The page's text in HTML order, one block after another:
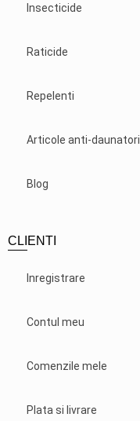
Insecticide
Raticide
Repelenti
Articole anti-daunatori
Blog
CLIENTI
Inregistrare
Contul meu
Comenzile mele
Plata si livrare